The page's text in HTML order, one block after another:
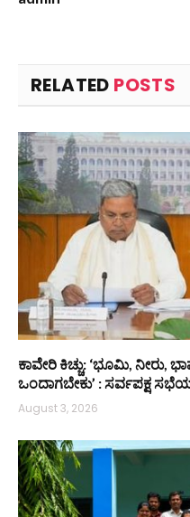
RELATED POSTS
ಕಾವೇರಿ ಕಿಚ್ಚು: ‘ಭೂಮಿ, ನೀರು,
ಒಂದಾಗಬೇಕು’ : ಸರ್ವಪಕ್ಷ
August 3, 2026